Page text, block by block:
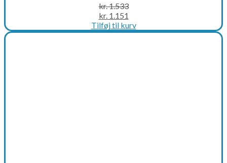
kr.1.533
Original
price
was:
kr.1.151
price
is:
Tilføj til kurv